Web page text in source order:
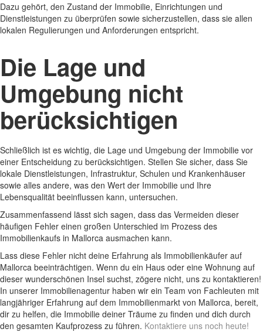
Dazu gehört, den Zustand der Immobilie, Einrichtungen und
Dienstleistungen zu überprüfen sowie sicherzustellen, dass sie allen
lokalen Regulierungen und Anforderungen entspricht.
Die Lage und
Umgebung nicht
berücksichtigen
Schließlich ist es wichtig, die Lage und Umgebung der Immobilie vor
einer Entscheidung zu berücksichtigen. Stellen Sie sicher, dass Sie
lokale Dienstleistungen, Infrastruktur, Schulen und Krankenhäuser
sowie alles andere, was den Wert der Immobilie und Ihre
Lebensqualität beeinflussen kann, untersuchen.
Zusammenfassend lässt sich sagen, dass das Vermeiden dieser
häufigen Fehler einen großen Unterschied im Prozess des
Immobilienkaufs in Mallorca ausmachen kann.
Lass diese Fehler nicht deine Erfahrung als Immobilienkäufer auf
Mallorca beeinträchtigen. Wenn du ein Haus oder eine Wohnung auf
dieser wunderschönen Insel suchst, zögere nicht, uns zu kontaktieren!
In unserer Immobilienagentur haben wir ein Team von Fachleuten mit
langjähriger Erfahrung auf dem Immobilienmarkt von Mallorca, bereit,
dir zu helfen, die Immobilie deiner Träume zu finden und dich durch
den gesamten Kaufprozess zu führen. Kontaktiere uns noch heute!